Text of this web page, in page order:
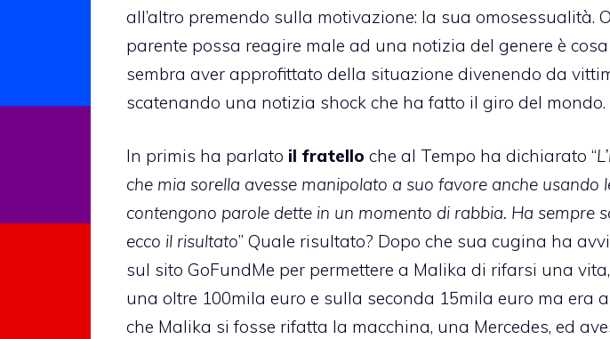
all’altro premendo sulla motivazione: la sua omosessualità.
parente possa reagire male ad una notizia del genere è
sembra aver approfittato della situazione divenendo da
scatenando una notizia shock che ha fatto il giro del mondo.
In primis ha parlato il fratello che al Tempo ha dichiarato “
che mia sorella avesse manipolato a suo favore anche usando
contengono parole dette in un momento di rabbia. Ha sempre
ecco il risultato” Quale risultato? Dopo che sua cugina ha
sul sito GoFundMe per permettere a Malika di rifarsi una
una oltre 100mila euro e sulla seconda 15mila euro ma era
che Malika si fosse rifatta la macchina, una Mercedes, ed